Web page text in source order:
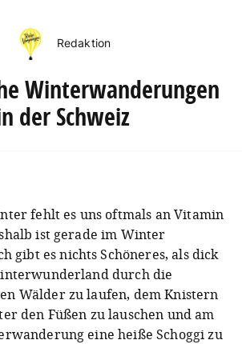
Redaktion
Winterwanderungen
der Schweiz
fehlt es uns oftmals an Vitamin
ist gerade im Winter
gibt es nichts Schöneres, als dick
durch die
Wälder zu laufen, dem Knistern
den Füßen zu lauschen und am
eine heiße Schoggi zu